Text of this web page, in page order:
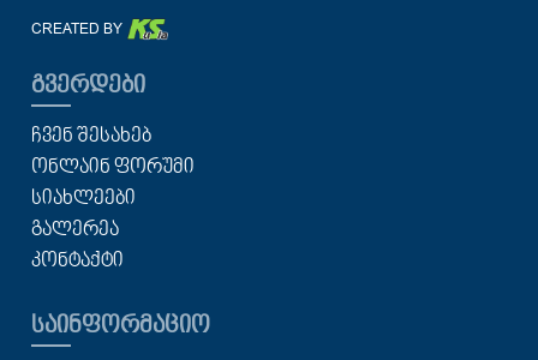
CREATED BY
ᲒᲕᲔᲠᲓᲔᲑᲘ
ᲩᲕᲔᲜ ᲨᲔᲡᲐᲮᲔᲑ
ᲝᲜᲚᲐᲘᲜ ᲤᲝᲠᲣᲛᲘ
ᲡᲘᲐᲮᲚᲔᲔᲑᲘ
ᲒᲐᲚᲔᲠᲔᲐ
ᲙᲝᲜᲢᲐᲥᲢᲘ
ᲡᲐᲘᲜᲤᲝᲠᲛᲐᲪᲘᲝ